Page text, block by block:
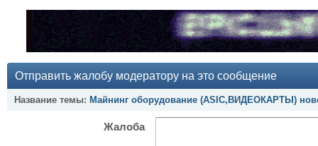
Отправить жалобу модератору на это сообщение
Название темы: Майнинг оборудование (ASIC,ВИДЕОКАРТЫ)
Жалоба